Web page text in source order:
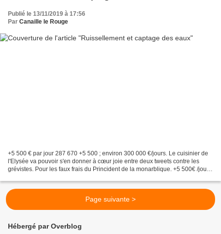
Publié le 13/11/2019 à 17:56
Par Canaille le Rouge
+5 500 € par jour 287 670 +5 500 ; environ 300 000 €/jours. Le cuisinier de
l'Elysée va pouvoir s'en donner à cœur joie entre deux tweets contre les
grévistes. Pour les faux frais du Princident de la monarblique. +5 500€ /jour,
Page suivante >
Hébergé par Overblog